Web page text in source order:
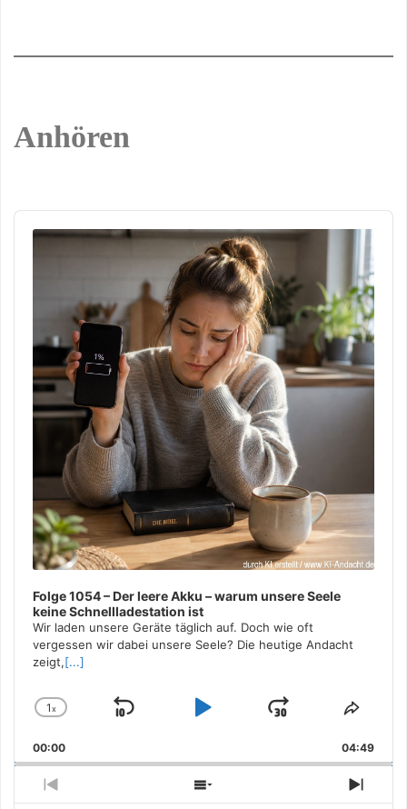
Anhören
Audio
Player
Folge 1054 – Der leere Akku – warum unsere Seele
keine Schnellladestation ist
Wir laden unsere Geräte täglich auf. Doch wie oft
vergessen wir dabei unsere Seele? Die heutige Andacht
zeigt,[...]
Change
Rate
1x
Skip
Play
Jump
Forward
Share
00:00 04:49
Previous
Show
Next